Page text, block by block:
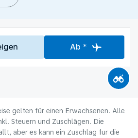
Ab *
gelten für einen Erwachsenen. Alle
Steuern und Zuschlägen. Die
aber es kann ein Zuschlag für die